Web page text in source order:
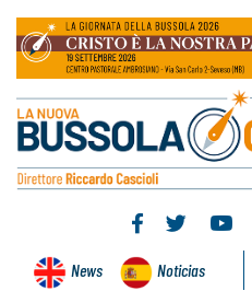
News Noticias